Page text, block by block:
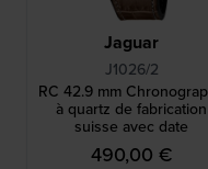
Jaguar
J1026/2
RC 42.9 mm
à quartz de fabrication
suisse avec date
490,00 €